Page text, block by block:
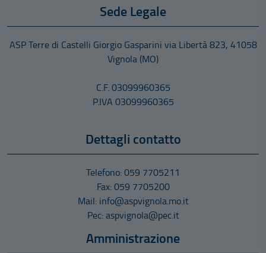
DOMANDA La domanda di partecipazione alla presente
procedura di mobilità dovrà essere presentata, a pena di
esclusione, in via telematica esclusivamente tramite il
portale del reclutamento “InPA” raggiungibile al link
https://www.inpa.gov.it/ previa registrazione ed
(SPID, CIE, CNS, IDAS) entro e non oltre […]
Sede Legale
ASP Terre di Castelli Giorgio Gasparini via Libertà 823, 41058
Vignola (MO)
C.F. 03099960365
P.IVA 03099960365
Dettagli contatto
Telefono: 059 7705211
Fax: 059 7705200
Mail: info@aspvignola.mo.it
Pec: aspvignola@pec.it
Amministrazione